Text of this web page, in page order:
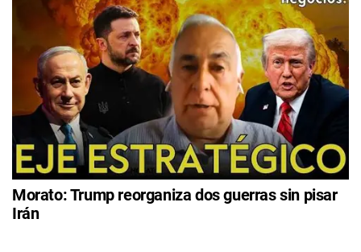
Morato: Trump reorganiza dos guerras sin pisar
Irán